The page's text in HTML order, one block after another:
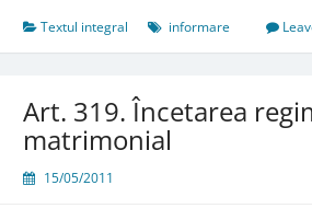
la
informare
Textul integral informare
Art. 319. Încetarea
matrimonial
15/05/2011